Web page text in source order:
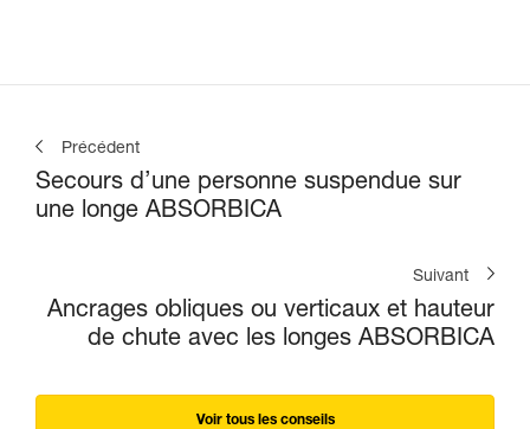
Précédent
Secours d’une personne suspendue sur
une longe ABSORBICA
Suivant
Ancrages obliques ou verticaux et hauteur
de chute avec les longes ABSORBICA
Voir tous les conseils